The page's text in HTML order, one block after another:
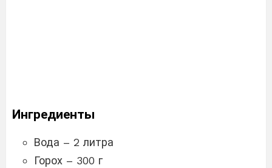
Ингредиенты
Вода – 2 литра
Горох – 300 г